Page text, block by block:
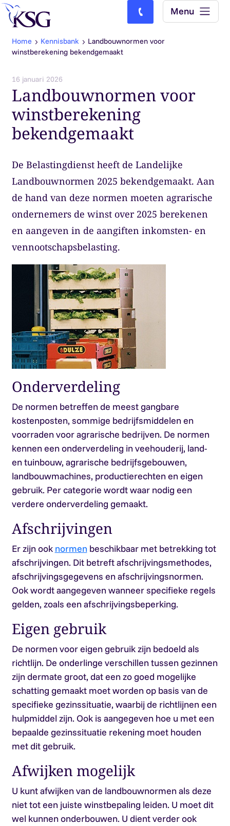
Skip to content
Bel ons: (0)77-4740000
Menu
Home Kennisbank
Landbouwnormen voor
winstberekening bekendgemaakt
16 januari 2026
Landbouwnormen voor
winstberekening
bekendgemaakt
De Belastingdienst heeft de Landelijke
Landbouwnormen 2025 bekendgemaakt. Aan
de hand van deze normen moeten agrarische
ondernemers de winst over 2025 berekenen
en aangeven in de aangiften inkomsten- en
vennootschapsbelasting.
Onderverdeling
De normen betreffen de meest gangbare
kostenposten, sommige bedrijfsmiddelen en
voorraden voor agrarische bedrijven. De normen
kennen een onderverdeling in veehouderij, land-
en tuinbouw, agrarische bedrijfsgebouwen,
landbouwmachines, productierechten en eigen
gebruik. Per categorie wordt waar nodig een
verdere onderverdeling gemaakt.
Afschrijvingen
Er zijn ook normenbeschikbaar met betrekking tot
afschrijvingen. Dit betreft afschrijvingsmethodes,
afschrijvingsgegevens en afschrijvingsnormen.
Ook wordt aangegeven wanneer specifieke regels
gelden, zoals een afschrijvingsbeperking.
Eigen gebruik
De normen voor eigen gebruik zijn bedoeld als
richtlijn. De onderlinge verschillen tussen gezinnen
zijn dermate groot, dat een zo goed mogelijke
schatting gemaakt moet worden op basis van de
specifieke gezinssituatie, waarbij de richtlijnen een
hulpmiddel zijn. Ook is aangegeven hoe u met een
bepaalde gezinssituatie rekening moet houden
met dit gebruik.
Afwijken mogelijk
U kunt afwijken van de landbouwnormen als deze
niet tot een juiste winstbepaling leiden. U moet dit
wel kunnen onderbouwen. U dient verder ook